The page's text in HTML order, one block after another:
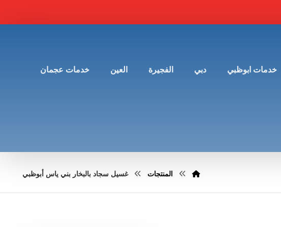
خدمات ابوظبي دبي الفجيرة العين خدمات عجمان
المنتجات غسيل سجاد بالبخار بني ياس أبوظبي